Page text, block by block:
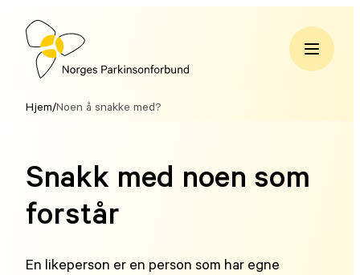
Hopp
innholdNorges
Hjem/Noen å snakke med?
Snakk med noen som
forstår
En likeperson er en person som har egne